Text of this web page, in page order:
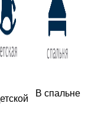
В спальне